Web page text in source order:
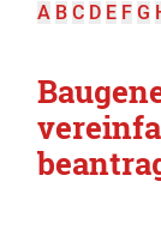
A B C D E F G